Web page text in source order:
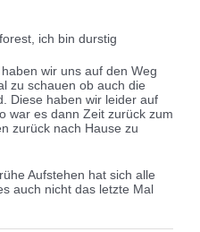
ich bin durstig
wir uns auf den Weg
zu schauen ob auch die
Diese haben wir leider auf
war es dann Zeit zurück zum
zurück nach Hause zu
Aufstehen hat sich alle
auch nicht das letzte Mal